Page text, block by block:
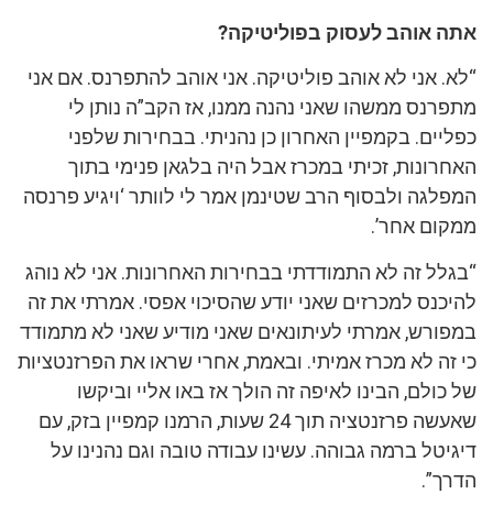
אתה אוהב לעסוק בפוליטיקה?
“לא. אני לא אוהב פוליטיקה. אני אוהב להתפרנס. אם אני
מתפרנס ממשהו שאני נהנה ממנו, אז הקב”ה נותן לי
כפליים. בקמפיין האחרון כן נהניתי. בבחירות שלפני
האחרונות, זכיתי במכרז אבל היה בלגאן פנימי בתוך
המפלגה ולבסוף הרב שטינמן אמר לי לוותר ‘ויגיע פרנסה
ממקום אחר’.
“בגלל זה לא התמודדתי בבחירות האחרונות. אני לא נוהג
להיכנס למכרזים שאני יודע שהסיכוי אפסי. אמרתי את זה
במפורש, אמרתי לעיתונאים שאני מודיע שאני לא מתמודד
כי זה לא מכרז אמיתי. ובאמת, אחרי שראו את הפרזנטציות
של כולם, הבינו לאיפה זה הולך אז באו אליי וביקשו
שאעשה פרזנטציה תוך 24 שעות, הרמנו קמפיין בזק, עם
דיגיטל ברמה גבוהה. עשינו עבודה טובה וגם נהנינו על
הדרך”.